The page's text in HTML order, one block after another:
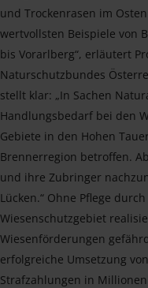
und Trockenrasen im
wertvollsten Beispiele von
bis Vorarlberg“, erläutert
Naturschutzbundes
stellt klar: „In Sachen
Handlungsbedarf bei den
Gebiete in den Hohen
Brennerregion betroffen.
und ihre Zubringer
Lücken.“ Ohne Pflege
Wiesenschutzgebiet
Wiesenförderungen
erfolgreiche Umsetzung
Strafzahlungen in